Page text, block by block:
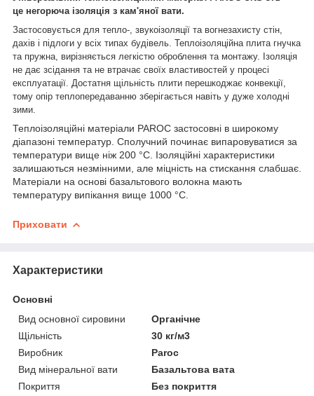
це негорюча ізоляція з кам'яної вати.
Застосовується для тепло-, звукоізоляції та вогнезахисту стін,
дахів і підлоги у всіх типах будівель. Теплоізоляційна плита гнучка
та пружна, вирізняється легкістю оброблення та монтажу. Ізоляція
не дає зсідання та не втрачає своїх властивостей у процесі
експлуатації. Достатня щільність плити перешкоджає конвекції,
тому опір теплопередаванню зберігається навіть у дуже холодні
зими.
Теплоізоляційні матеріали PAROC застосовні в широкому
діапазоні температур. Сполучний починає випаровуватися за
температури вище ніж 200 °C. Ізоляційні характеристики
залишаються незмінними, але міцність на стискання слабшає.
Матеріали на основі базальтового волокна мають
температуру випікання вище 1000 °C.
Приховати
Характеристики
Основні
Вид основної сировини
Органічне
Щільність
30 кг/м3
Виробник
Paroc
Вид мінеральної вати
Базальтова вата
Покриття
Без покриття